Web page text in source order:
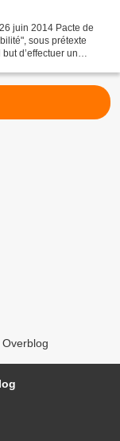
juin 2014 Pacte de
sous prétexte
d’effectuer un